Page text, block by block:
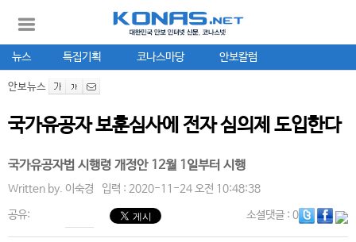
뉴스 특집기획 코나스마당 안보칼럼
안보뉴스
국가유공자 보훈심사에 전자 심의제 도입한다
국가유공자법 시행령 개정안 12월 1일부터 시행
Written by. 이숙경 입력 : 2020-11-24 오전 10:48:38
공유: 소셜댓글: 0